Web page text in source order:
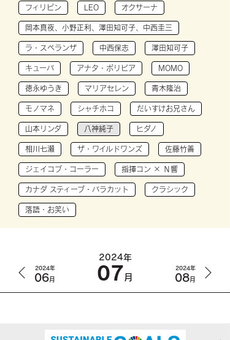
フィリピン LEO オクサーナ
岡本真夜、小野正利、澤田知可子、中西圭三
ラ・スペランザ 中西保志 澤田知可子
キューバ アナタ・ボリビア MOMO
徳永ゆうき マリアセレン 青木隆治
モノマネ シャチホコ だいすけお兄さん
山本リンダ 八神純子 ヒダノ
相川七瀬 ザ・ワイルドワンズ 佐藤竹善
ジェイコブ・コーラー 指揮コン × Ｎ響
カナダ スティーブ・バラカット クラシック
落語・お笑い
2024年
06月
2024年
07月
2024年
08月